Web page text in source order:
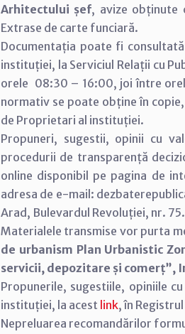
Arhitectului șef, avize obținute
Extrase de carte funciară.
Documentația poate fi
instituției, la Serviciul Relații cu
orele 08:30 – 16:00, joi între
normativ se poate obține în
de Proprietari al instituției.
Propuneri, sugestii, opinii cu
procedurii de transparență
online disponibil pe pagina de
adresa de e-mail:
Arad, Bulevardul Revoluției, nr. 75.
Materialele transmise vor purta
de urbanism Plan Urbanistic
servicii, depozitare și comerț”,
Propunerile, sugestiile, opiniile
instituției, la acest link, în
Nepreluarea recomandărilor